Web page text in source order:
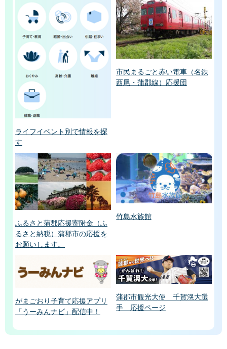
ライフイベント別で情報を探
す
市民まるごと赤い電車（名鉄
西尾・蒲郡線）応援団
ふるさと蒲郡応援寄附金（ふ
るさと納税）蒲郡市の応援を
お願いします。
竹島水族館
がまごおり子育て応援アプリ
「うーみんナビ」配信中！
蒲郡市観光大使 千賀滉大選
手 応援ページ